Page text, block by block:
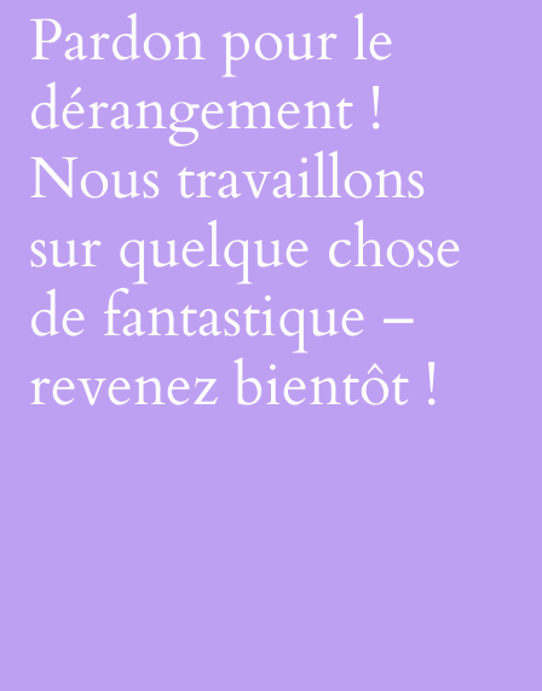
Pardon pour le
dérangement !
Nous travaillons
sur quelque chose
de fantastique –
revenez bientôt !